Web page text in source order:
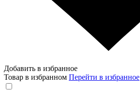
Добавить в избранное
Товар в избранном Перейти в избранное